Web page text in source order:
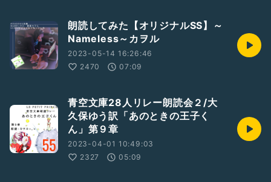
朗読してみた【オリジナルSS】～
Nameless～カヲル
2023-05-14 16:26:46
2470
07:09
青空文庫28人リレー朗読会２/大
久保ゆう訳「あのときの王子く
ん」第９章
2023-04-01 10:49:03
2327
05:09